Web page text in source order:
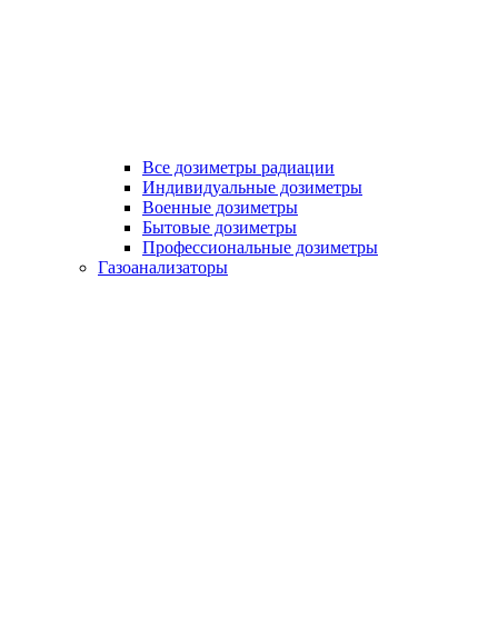
Все дозиметры радиации
Индивидуальные дозиметры
Военные дозиметры
Бытовые дозиметры
Профессиональные дозиметры
Газоанализаторы